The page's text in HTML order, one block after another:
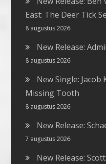
East: The Deer Tick
8 augustus 2026
New Release:
8 augustus 2026
New Single: Jacob
Missing Tooth
8 augustus 2026
New Release:
7 augustus 2026
New Release: